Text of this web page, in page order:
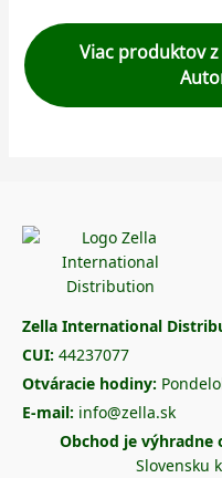
Viac produktov
Zella International
CUI: 44237077
Otváracie hodiny:
E-mail: info@zella.sk
Obchod je výhradne
Slovensku